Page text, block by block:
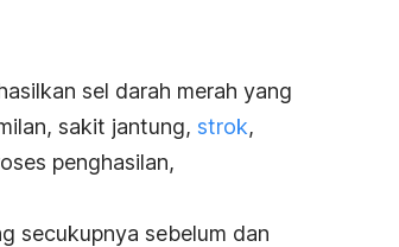
sel darah merah yang
sakit jantung, strok,
penghasilan,
secukupnya sebelum dan